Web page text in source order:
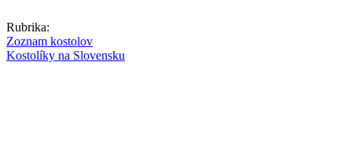
Rubrika:
Zoznam kostolov
Kostolíky na Slovensku